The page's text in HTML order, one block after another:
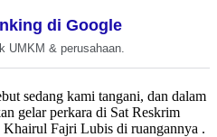
di Google
UMKM & perusahaan.
sedang kami tangani, dan dalam
gelar perkara di Sat Reskrim
Khairul Fajri Lubis di ruangannya .